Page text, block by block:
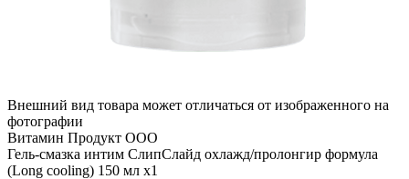
Внешний вид товара может отличаться от изображенного на
фотографии
Витамин Продукт ООО
Гель-смазка интим СлипСлайд охлажд/пролонгир формула
(Long cooling) 150 мл x1